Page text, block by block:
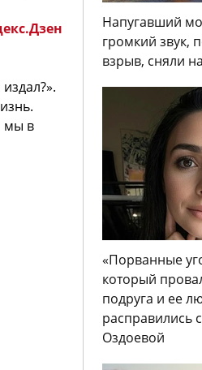
мы в
Напугавший
громкий звук,
взрыв, сняли
«Порванные
который
подруга и ее
расправились
Оздоевой